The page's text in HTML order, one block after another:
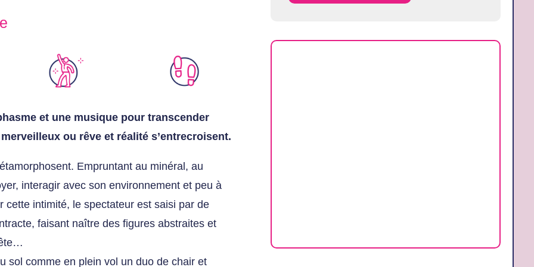
et une musique pour transcender
ou rêve et réalité s’entrecroisent.
Empruntant au minéral, au
interagir avec son environnement et peu à
intimité, le spectateur est saisi par de
faisant naître des figures abstraites et
sol comme en plein vol un duo de chair et